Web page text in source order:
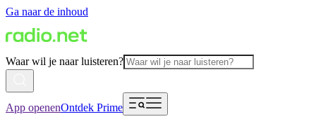
Ga naar de inhoud
Waar wil je naar luisteren?
App openenOntdek Prime